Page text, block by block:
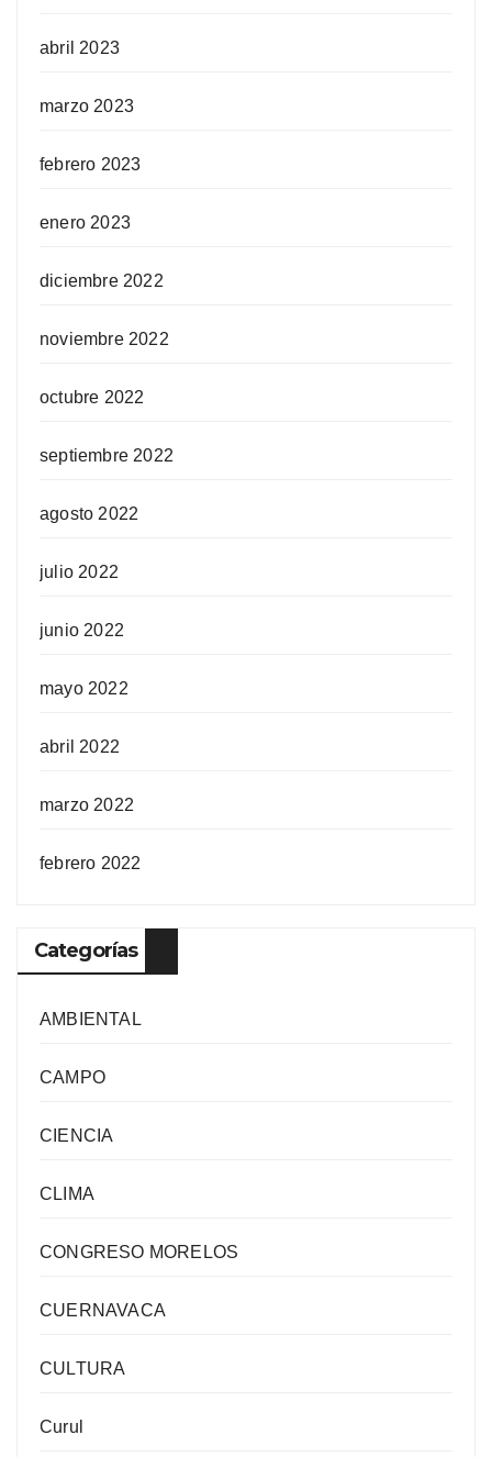
abril 2023
marzo 2023
febrero 2023
enero 2023
diciembre 2022
noviembre 2022
octubre 2022
septiembre 2022
agosto 2022
julio 2022
junio 2022
mayo 2022
abril 2022
marzo 2022
febrero 2022
Categorías
AMBIENTAL
CAMPO
CIENCIA
CLIMA
CONGRESO MORELOS
CUERNAVACA
CULTURA
Curul